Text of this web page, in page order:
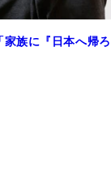
族に『日本へ帰ろ